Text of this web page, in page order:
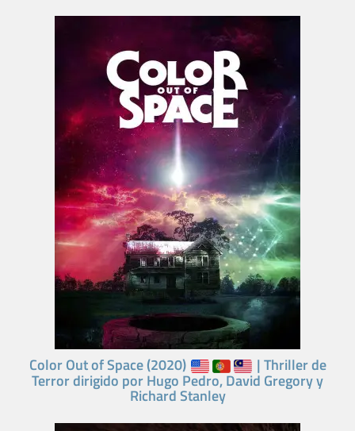
Color Out of Space (2020) | Thriller de
Terror dirigido por Hugo Pedro, David Gregory y
Richard Stanley